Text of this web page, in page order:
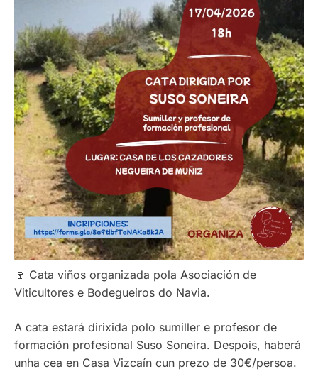
🍷 Cata viños organizada pola Asociación de
Viticultores e Bodegueiros do Navia.
A cata estará dirixida polo sumiller e profesor de
formación profesional Suso Soneira. Despois, haberá
unha cea en Casa Vizcaín cun prezo de 30€/persoa.